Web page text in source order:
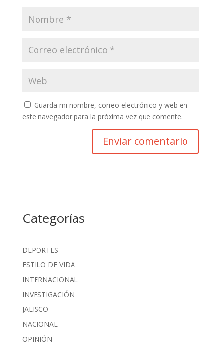
Guarda mi nombre, correo electrónico y web en
este navegador para la próxima vez que comente.
Categorías
DEPORTES
ESTILO DE VIDA
INTERNACIONAL
INVESTIGACIÓN
JALISCO
NACIONAL
OPINIÓN